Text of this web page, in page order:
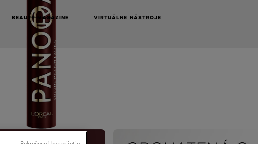
BEAUTY MAGAZINE VIRTUÁLNE NÁSTROJE
NEXT CARD